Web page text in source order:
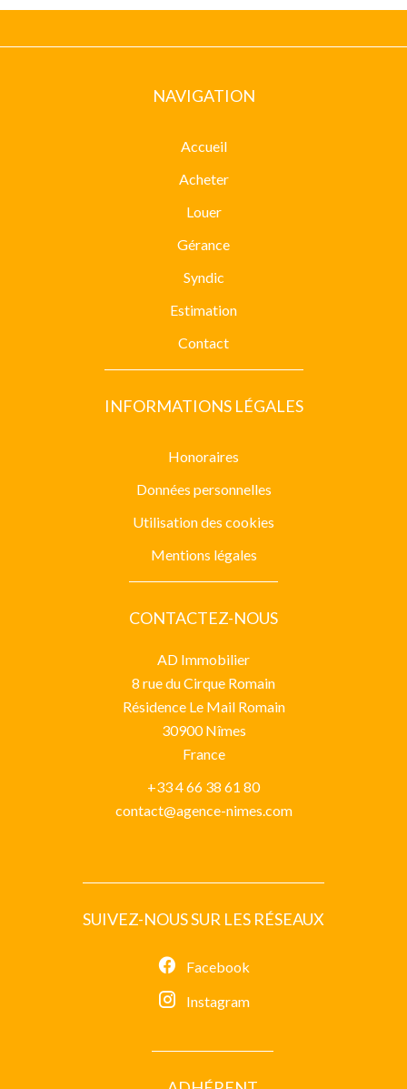
NAVIGATION
Accueil
Acheter
Louer
Gérance
Syndic
Estimation
Contact
INFORMATIONS LÉGALES
Honoraires
Données personnelles
Utilisation des cookies
Mentions légales
CONTACTEZ-NOUS
AD Immobilier
8 rue du Cirque Romain
Résidence Le Mail Romain
30900Nîmes
France
+33 4 66 38 61 80
contact@agence-nimes.com
SUIVEZ-NOUS SUR LES RÉSEAUX
Facebook
Instagram